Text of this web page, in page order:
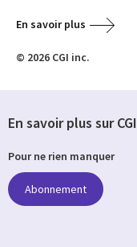
En savoir plus
© 2026 CGI inc.
En savoir plus sur CGI
Pour ne rien manquer
Abonnement